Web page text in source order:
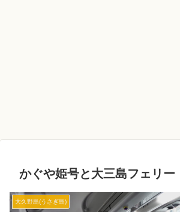
かぐや姫号と大三島フェリー
大久野島(うさぎ島)